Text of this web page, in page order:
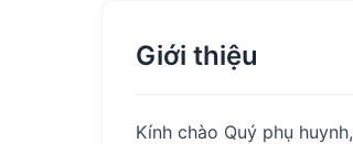
Giới thiệu
Kính chào Quý phụ huynh,